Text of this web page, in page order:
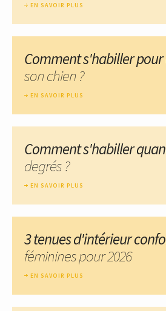
EN SAVOIR PLUS
Comment s'habiller
son chien ?
EN SAVOIR PLUS
Comment s'habiller
degrés ?
EN SAVOIR PLUS
3 tenues d'intérieur
féminines pour 2026
EN SAVOIR PLUS